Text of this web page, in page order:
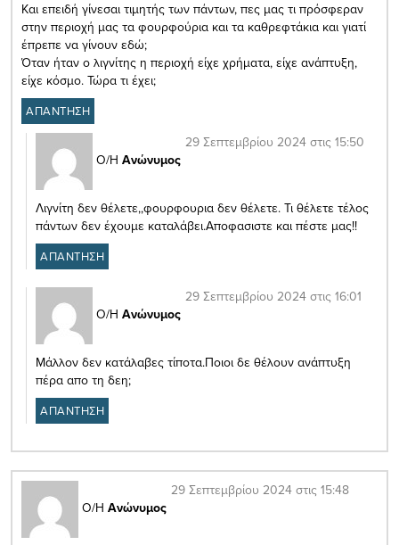
Και επειδή γίνεσαι τιμητής των πάντων, πες μας τι πρόσφεραν
στην περιοχή μας τα φουρφούρια και τα καθρεφτάκια και γιατί
έπρεπε να γίνουν εδώ;
Όταν ήταν ο λιγνίτης η περιοχή είχε χρήματα, είχε ανάπτυξη,
είχε κόσμο. Τώρα τι έχει;
ΑΠΑΝΤΗΣΗ
Ο/Η Ανώνυμος
29 Σεπτεμβρίου 2024 στις 15:50
Λιγνίτη δεν θέλετε,,φουρφουρια δεν θέλετε. Τι θέλετε τέλος
πάντων δεν έχουμε καταλάβει.Αποφασιστε και πέστε μας!!
ΑΠΑΝΤΗΣΗ
Ο/Η Ανώνυμος
29 Σεπτεμβρίου 2024 στις 16:01
Μάλλον δεν κατάλαβες τίποτα.Ποιοι δε θέλουν ανάπτυξη
πέρα απο τη δεη;
ΑΠΑΝΤΗΣΗ
Ο/Η Ανώνυμος
29 Σεπτεμβρίου 2024 στις 15:48